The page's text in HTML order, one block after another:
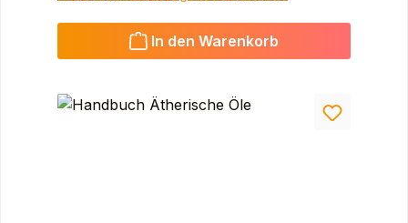
In den Warenkorb